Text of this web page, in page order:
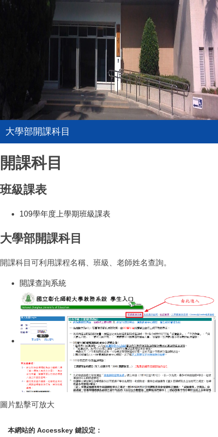
大學部開課科目
開課科目
班級課表
109學年度上學期班級課表
大學部開課科目
開課科目可利用課程名稱、班級、老師姓名查詢。
開課查詢系統
圖片點擊可放大
本網站的 Accesskey 鍵設定：